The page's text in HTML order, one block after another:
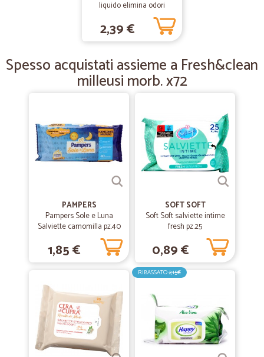
Prezzi bassi e puntualità
L'assistenza e la disponibilità dimostrata dal personale è stata
encomiabile
liquido elimina odori
2,39 €
Spesso acquistati assieme a Fresh&clean
milleusi morb. x72
PAMPERS
Pampers Sole e Luna
Salviette camomilla pz.40
1,85 €
SOFT SOFT
Soft Soft salviette intime
fresh pz.25
0,89 €
RIBASSATO2,15€